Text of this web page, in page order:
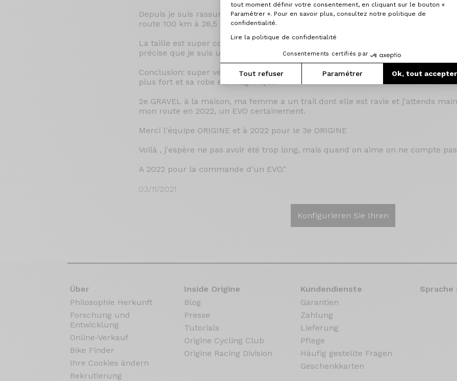
tout moment définir votre consentement, en cliquant sur le bouton «
Paramétrer ». Pour en savoir plus, consultez notre politique de
confidentialité.
Lire la politique de confidentialité
Consentements certifiés par
Tout refuser Paramétrer Ok, tout accepter
Depuis je suis rassuré après 600km de belles sorties GRAVEL avec passages
route 100 km à 28,5 de moyenne (avec roues de routes) et les AR trajets TAF.
La taille est super confort en mode rando, légèrement grande en GRAVEL, sans
précise que je suis un ancien trialiste moto et VTTiste, mais serait gênante
Conclusion: super vélo, confortable, qui envoi en GRAVEL et sur route, on a
plus fort et sa robe est magnifique.
2e GRAVEL à la maison, ma femme a un trail dont elle est ravie et j'attends
mon route en 2022, un EVO certainement.
Merci l'équipe ORIGINE et à 2022 pour le 3e ORIGINE
Voilà , j'espère ne pas avoir été trop long, mais quand on aime on ne compte
A 2022 pour la commande d'un EVO."
03/11/2021
Konfigurieren Sie Ihren
Über
Philosophie Herkunft
Forschung und
Entwicklung
Online-Verkauf
Bike Finder
Ihre Cookies ändern
Rekrutierung
Inside Origine
Blog
Presse
Tutorials
Origine Cycling Club
Origine Racing Division
Kundendienste
Garantien
Zahlung
Lieferung
Pflege
Häufig gestellte Fragen
Geschenkkarten
Sprache :